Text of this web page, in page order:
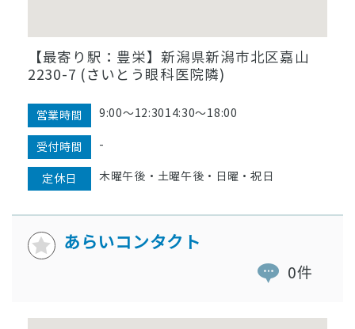
【最寄り駅：豊栄】新潟県新潟市北区嘉山
2230-7 (さいとう眼科医院隣)
営業時間 9:00〜12:3014:30〜18:00
受付時間 -
定休日 木曜午後・土曜午後・日曜・祝日
あらいコンタクト
0件